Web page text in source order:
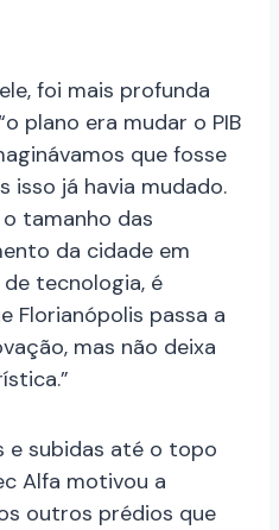
foi mais profunda
plano era mudar o PIB
que fosse
isso já havia mudado.
tamanho das
da cidade em
tecnologia, é
Florianópolis passa a
mas não deixa
e subidas até o topo
Alfa motivou a
outros prédios que